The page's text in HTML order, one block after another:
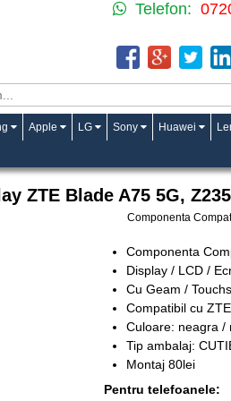
Telefon:
Apple LG Sony Huawei
ZTE Blade A75 5G,
Componenta
Componenta
Display / LCD /
Cu Geam /
Compatibil cu
Culoare: neagra /
Tip ambalaj:
Montaj 80lei
Pentru telefoanele: